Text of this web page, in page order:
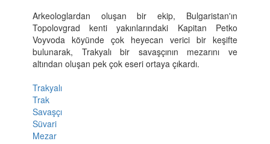
Arkeologlardan oluşan bir ekip, Bulgaristan'ın
Topolovgrad kenti yakınlarındaki Kapitan Petko
Voyvoda köyünde çok heyecan verici bir keşifte
bulunarak, Trakyalı bir savaşçının mezarını ve
altından oluşan pek çok eseri ortaya çıkardı.
Trakyalı
Trak
Savaşçı
Süvari
Mezar